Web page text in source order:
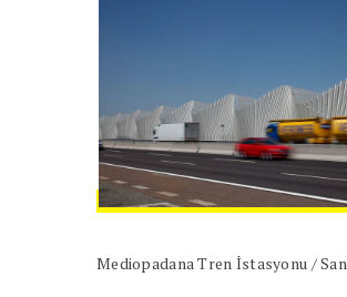
Mediopadana Tren İstasyonu /